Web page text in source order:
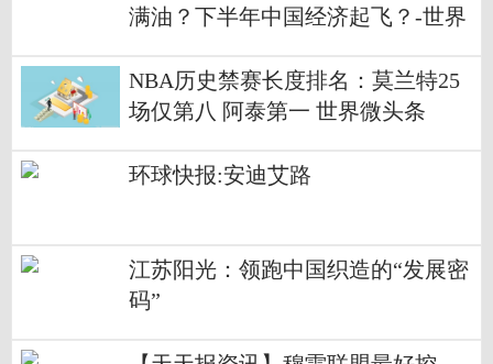
满油？下半年中国经济起飞？-世界
NBA历史禁赛长度排名：莫兰特25
场仅第八 阿泰第一 世界微头条
环球快报:安迪艾路
江苏阳光：领跑中国织造的“发展密
码”